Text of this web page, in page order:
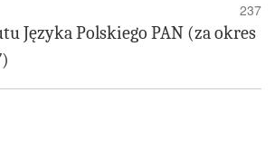
237
Języka Polskiego PAN (za okres